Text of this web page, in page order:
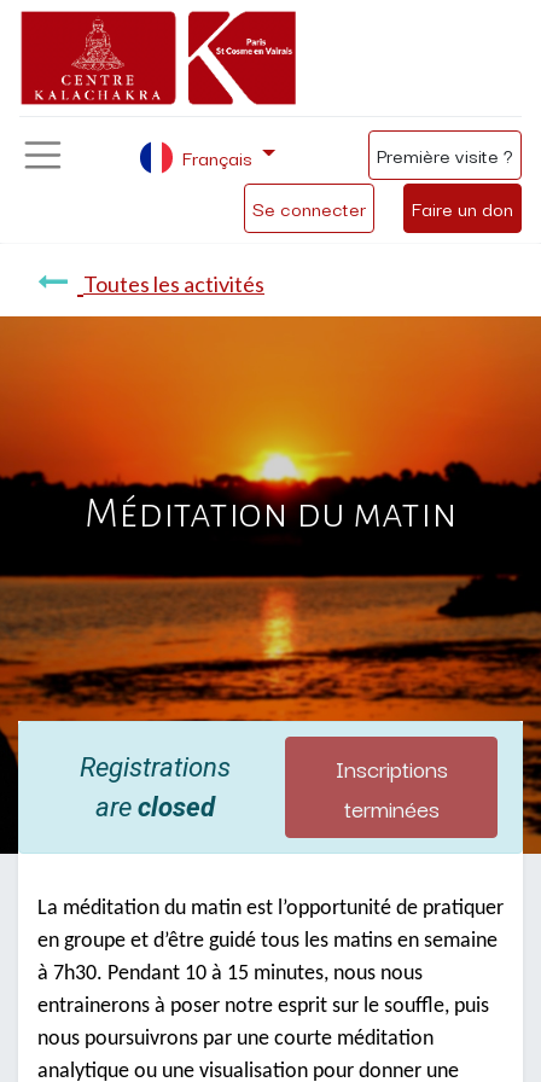
Se connecter Faire un don
Français Première visite ?
Toutes les activités
Méditation du matin
Registrations
areclosed
Inscriptions
terminées
La méditation du matin est l’opportunité de pratiquer
en groupe et d’être guidé tous les matins en semaine
à 7h30. Pendant 10 à 15 minutes, nous nous
entrainerons à poser notre esprit sur le souffle, puis
nous poursuivrons par une courte méditation
analytique ou une visualisation pour donner une